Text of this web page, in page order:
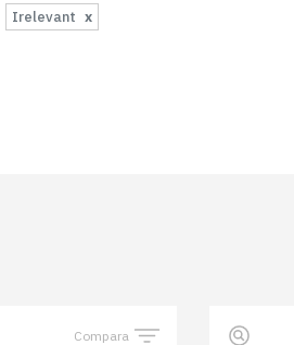
Irelevant x
Compara